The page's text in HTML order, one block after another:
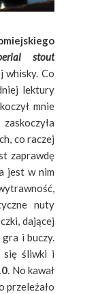
stout
whisky. Co
lektury
mnie
co raczej
zaprawdę
jest w nim
nuty
dającej
i buczy.
się śliwki i
. No kawał
przeleżało